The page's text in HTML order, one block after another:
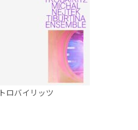
トロバイリッツ